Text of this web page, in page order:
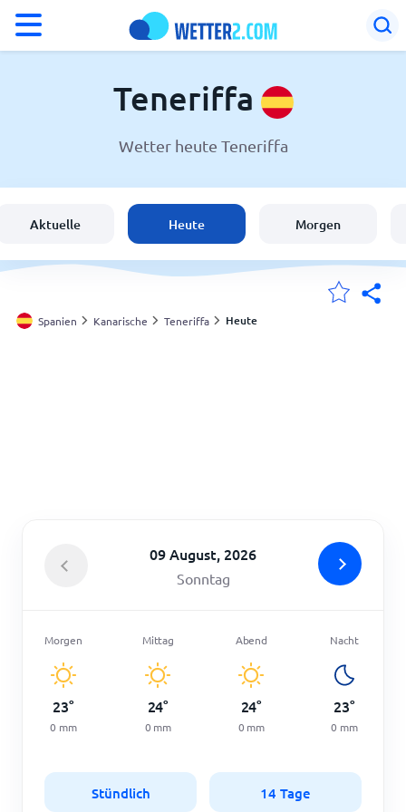
Wetter in Teneriffa
Schweiz
Deutschland
Teneriffa
Wetter heute Teneriffa
Aktuelle Heute Morgen
Spanien Kanarische Teneriffa Heute
09 August, 2026
Sonntag
Morgen
23°
0 mm
Mittag
24°
0 mm
Abend
24°
0 mm
Nacht
23°
0 mm
Stündlich 14 Tage